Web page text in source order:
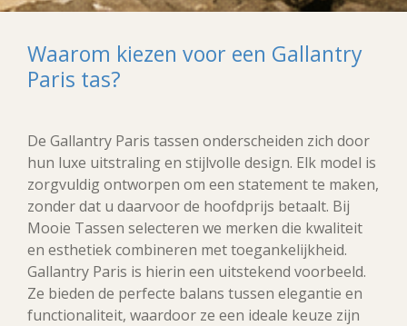
Waarom kiezen voor een Gallantry
Paris tas?
De Gallantry Paris tassen onderscheiden zich door
hun luxe uitstraling en stijlvolle design. Elk model is
zorgvuldig ontworpen om een statement te maken,
zonder dat u daarvoor de hoofdprijs betaalt. Bij
Mooie Tassen selecteren we merken die kwaliteit
en esthetiek combineren met toegankelijkheid.
Gallantry Paris is hierin een uitstekend voorbeeld.
Ze bieden de perfecte balans tussen elegantie en
functionaliteit, waardoor ze een ideale keuze zijn